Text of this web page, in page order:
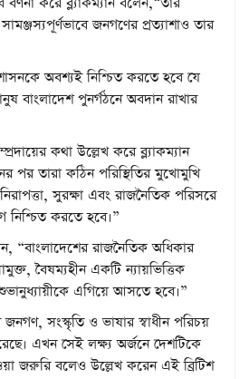
জনগণের প্রত্যাশাও তার
অবশ্যই নিশ্চিত করতে হবে যে
বাংলাদেশ পুনর্গঠনে অবদান রাখার
কথা উল্লেখ করে ব্ল্যাকম্যান
পর তারা কঠিন পরিস্থিতির মুখোমুখি
সুরক্ষা এবং রাজনৈতিক পরিসরে
নিশ্চিত করতে হবে।”
“বাংলাদেশের রাজনৈতিক অধিকার
বৈষম্যহীন একটি ন্যায়ভিত্তিক
এগিয়ে আসতে হবে।”
সংস্কৃতি ও ভাষার স্বাধীন পরিচয়
এখন সেই লক্ষ্য অর্জনে দেশটিকে
জরুরি বলেও উল্লেখ করেন এই ব্রিটিশ